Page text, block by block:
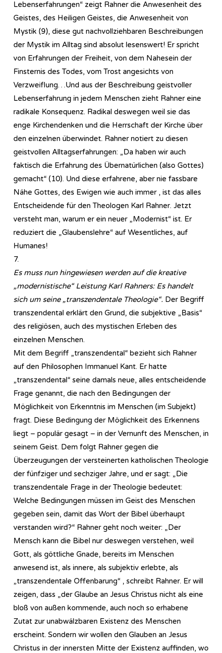
Lebenserfahrungen“ zeigt Rahner die Anwesenheit des
Geistes, des Heiligen Geistes, die Anwesenheit von
Mystik (9), diese gut nachvollziehbaren Beschreibungen
der Mystik im Alltag sind absolut lesenswert! Er spricht
von Erfahrungen der Freiheit, von dem Nahesein der
Finsternis des Todes, vom Trost angesichts von
Verzweiflung…Und aus der Beschreibung geistvoller
Lebenserfahrung in jedem Menschen zieht Rahner eine
radikale Konsequenz. Radikal deswegen weil sie das
enge Kirchendenken und die Herrschaft der Kirche über
den einzelnen überwindet. Rahner notiert zu diesen
geistvollen Alltagserfahrungen: „Da haben wir auch
faktisch die Erfahrung des Übernatürlichen (also Gottes)
gemacht“ (10). Und diese erfahrene, aber nie fassbare
Nähe Gottes, des Ewigen wie auch immer , ist das alles
Entscheidende für den Theologen Karl Rahner. Jetzt
versteht man, warum er ein neuer „Modernist“ ist. Er
reduziert die „Glaubenslehre“ auf Wesentliches, auf
Humanes!
7.
Es muss nun hingewiesen werden auf die kreative
„modernistische“ Leistung Karl Rahners: Es handelt
sich um seine „transzendentale Theologie“. Der Begriff
transzendental erklärt den Grund, die subjektive „Basis“
des religiösen, auch des mystischen Erleben des
einzelnen Menschen.
Mit dem Begriff „transzendental“ bezieht sich Rahner
auf den Philosophen Immanuel Kant. Er hatte
„transzendental“ seine damals neue, alles entscheidende
Frage genannt, die nach den Bedingungen der
Möglichkeit von Erkenntnis im Menschen (im Subjekt)
fragt. Diese Bedingung der Möglichkeit des Erkennens
liegt – populär gesagt – in der Vernunft des Menschen, in
seinem Geist. Dem folgt Rahner gegen die
Überzeugungen der versteinerten katholischen Theologie
der fünfziger und sechziger Jahre, und er sagt: „Die
transzendentale Frage in der Theologie bedeutet:
Welche Bedingungen müssen im Geist des Menschen
gegeben sein, damit das Wort der Bibel überhaupt
verstanden wird?“ Rahner geht noch weiter: „Der
Mensch kann die Bibel nur deswegen verstehen, weil
Gott, als göttliche Gnade, bereits im Menschen
anwesend ist, als innere, als subjektiv erlebte, als
„transzendentale Offenbarung“ , schreibt Rahner. Er will
zeigen, dass „der Glaube an Jesus Christus nicht als eine
bloß von außen kommende, auch noch so erhabene
Zutat zur unabwälzbaren Existenz des Menschen
erscheint. Sondern wir wollen den Glauben an Jesus
Christus in der innersten Mitte der Existenz auffinden, wo